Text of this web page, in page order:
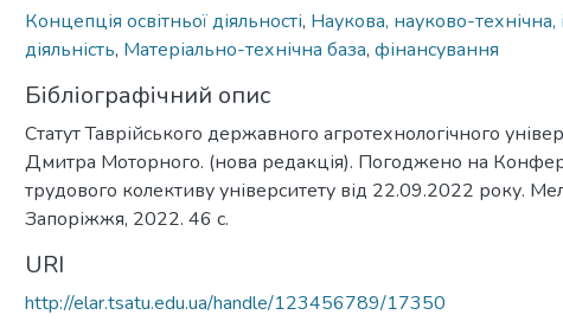
Концепція освітньої діяльності, Наукова, науково-технічна,
діяльність, Матеріально-технічна база, фінансування
Бібліографічний опис
Статут Таврійського державного агротехнологічного
Дмитра Моторного. (нова редакція). Погоджено на
трудового колективу університету від 22.09.2022 року.
Запоріжжя, 2022. 46 с.
URI
http://elar.tsatu.edu.ua/handle/123456789/17350